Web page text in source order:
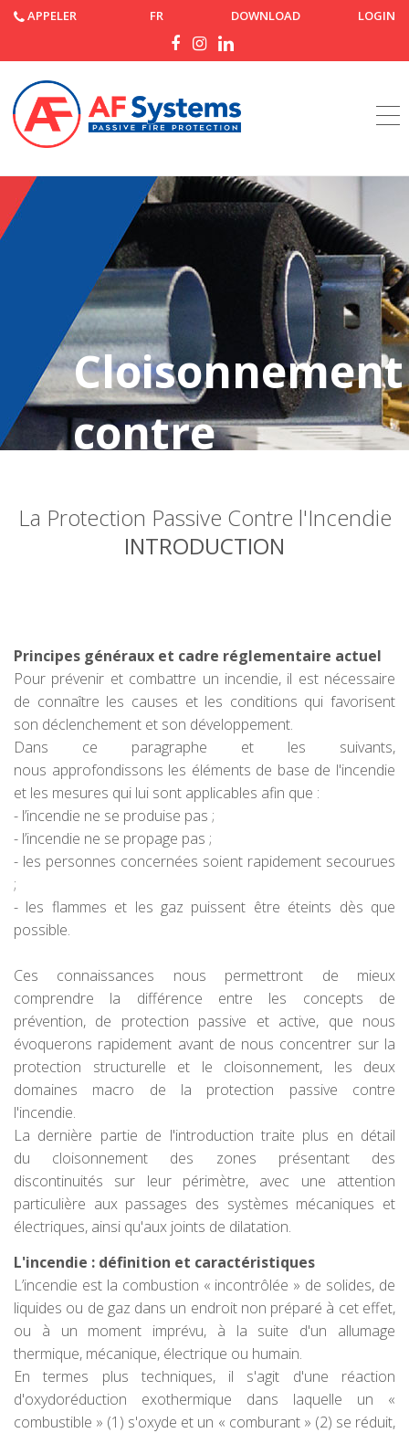
APPELER FR DOWNLOAD LOGIN
Accueil
Cloisonnement
contre
l’incendie
La Protection Passive Contre l'Incendie
INTRODUCTION
Principes généraux et cadre réglementaire actuel
Pour prévenir et combattre un incendie, il est nécessaire
de connaître les causes et les conditions qui favorisent
son déclenchement et son développement.
Dans ce paragraphe et les suivants,
nous approfondissons les éléments de base de l'incendie
et les mesures qui lui sont applicables afin que :
- l’incendie ne se produise pas ;
- l’incendie ne se propage pas ;
- les personnes concernées soient rapidement secourues
;
- les flammes et les gaz puissent être éteints dès que
possible.
Ces connaissances nous permettront de mieux
comprendre la différence entre les concepts de
prévention, de protection passive et active, que nous
évoquerons rapidement avant de nous concentrer sur la
protection structurelle et le cloisonnement, les deux
domaines macro de la protection passive contre
l'incendie.
La dernière partie de l'introduction traite plus en détail
du cloisonnement des zones présentant des
discontinuités sur leur périmètre, avec une attention
particulière aux passages des systèmes mécaniques et
électriques, ainsi qu'aux joints de dilatation.
L'incendie : définition et caractéristiques
L’incendie est la combustion « incontrôlée » de solides, de
liquides ou de gaz dans un endroit non préparé à cet effet,
ou à un moment imprévu, à la suite d'un allumage
thermique, mécanique, électrique ou humain.
En termes plus techniques, il s'agit d'une réaction
d'oxydoréduction exothermique dans laquelle un «
combustible » (1) s'oxyde et un « comburant » (2) se réduit,